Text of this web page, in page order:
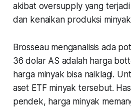
akibat oversupply yang
dan kenaikan produksi minyak
Brosseau menganalisis ada
36 dolar AS adalah harga
harga minyak bisa naiklagi.
aset ETF minyak tersebut.
pendek, harga minyak